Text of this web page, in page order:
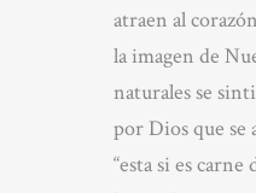
atraen al
la imagen de
naturales se
por Dios que
“esta si es